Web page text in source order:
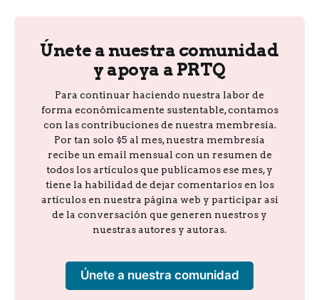
Únete a nuestra comunidad
y apoya a PRTQ
Para continuar haciendo nuestra labor de
forma económicamente sustentable, contamos
con las contribuciones de nuestra membresía.
Por tan solo $5 al mes, nuestra membresía
recibe un email mensual con un resumen de
todos los artículos que publicamos ese mes, y
tiene la habilidad de dejar comentarios en los
artículos en nuestra página web y participar así
de la conversación que generen nuestros y
nuestras autores y autoras.
Únete a nuestra comunidad